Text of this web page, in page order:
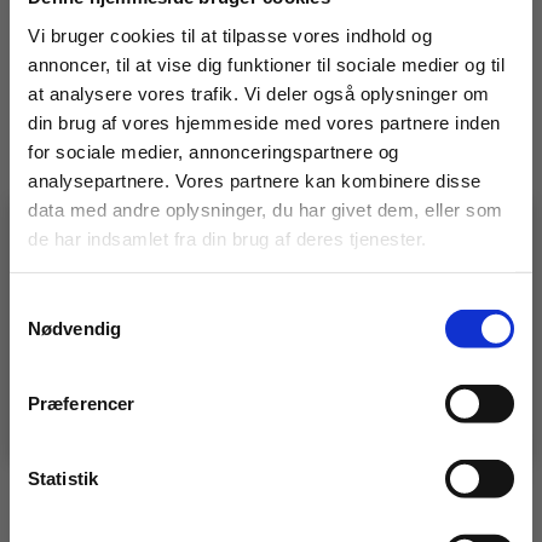
Vi bruger cookies til at tilpasse vores indhold og
annoncer, til at vise dig funktioner til sociale medier og til
at analysere vores trafik. Vi deler også oplysninger om
din brug af vores hjemmeside med vores partnere inden
for sociale medier, annonceringspartnere og
analysepartnere. Vores partnere kan kombinere disse
data med andre oplysninger, du har givet dem, eller som
de har indsamlet fra din brug af deres tjenester.
Nødvendig
Præferencer
Statistik
Relaterede varer
Afslutningssøjle 0,5 m.
175,00kr.Ekskl. moms
Afslutningssøjle
Trinunderstøtning
LÆG I KURV
🚧 En idé, en udfordring, en
Har du en udfordring, der kræver noget særligt?
👉 Klik her og se, hvad vi kan.